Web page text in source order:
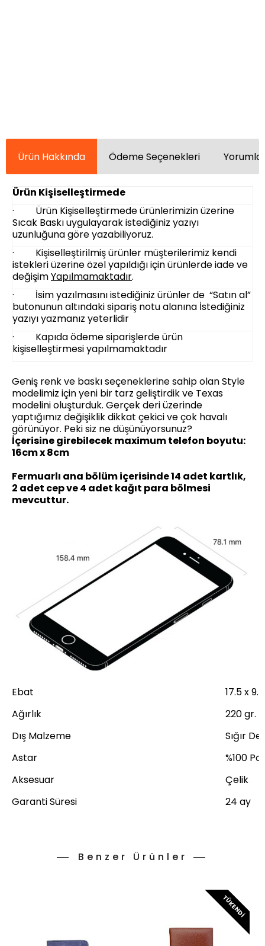
Ürün Hakkında Ödeme Seçenekleri
Ürün Kişiselleştirmede
· Ürün Kişiselleştirmede ürünlerimizin üzerine
Sıcak Baskı uygulayarak istediğiniz yazıyı
uzunluğuna göre yazabiliyoruz.
· Kişiselleştirilmiş ürünler müşterilerimiz kendi
istekleri üzerine özel yapıldığı için ürünlerde iade ve
değişimYapılmamaktadır.
· İsim yazılmasını istediğiniz ürünler de “Satın al”
butonunun altındaki sipariş notu alanına İstediğiniz
yazıyı yazmanız yeterlidir
· Kapıda ödeme siparişlerde ürün
kişiselleştirmesi yapılmamaktadır
Geniş renk ve baskı seçeneklerine sahip olan Style
modelimiz için yeni bir tarz geliştirdik ve Texas
modelini oluşturduk. Gerçek deri üzerinde
yaptığımız değişiklik dikkat çekici ve çok havalı
görünüyor. Peki siz ne düşünüyorsunuz?
İçerisine girebilecek maximum telefon boyutu:
16cm x 8cm
Fermuarlı ana bölüm içerisinde 14 adet kartlık,
2 adet cep ve 4 adet kağıt para bölmesi
mevcuttur.
Ebat
17.5 x
Ağırlık
220 gr.
Dış Malzeme
Sığır
Astar
%100
Aksesuar
Çelik
Garanti Süresi
24 ay
Benzer Ürünler
TÜKENDI